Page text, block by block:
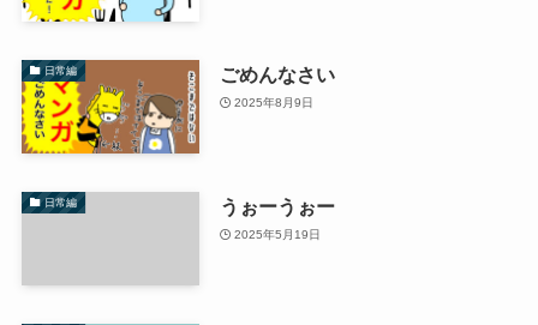
日常編 ごめんなさい
2025年8月9日
日常編 うぉーうぉー
2025年5月19日